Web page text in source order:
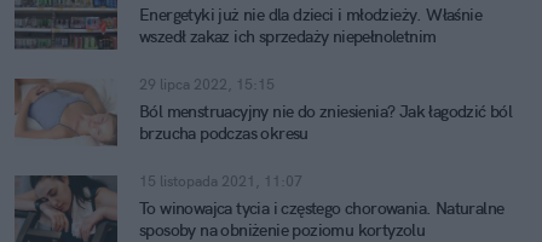
Energetyki już nie dla dzieci i młodzieży. Właśnie
wszedł zakaz ich sprzedaży niepełnoletnim
29 lipca 2022, 15:15
Ból menstruacyjny nie do zniesienia? Jak łagodzić ból
brzucha podczas okresu
15 listopada 2021, 11:07
To winowajca tycia i częstego chorowania. Naturalne
sposoby na obniżenie poziomu kortyzolu